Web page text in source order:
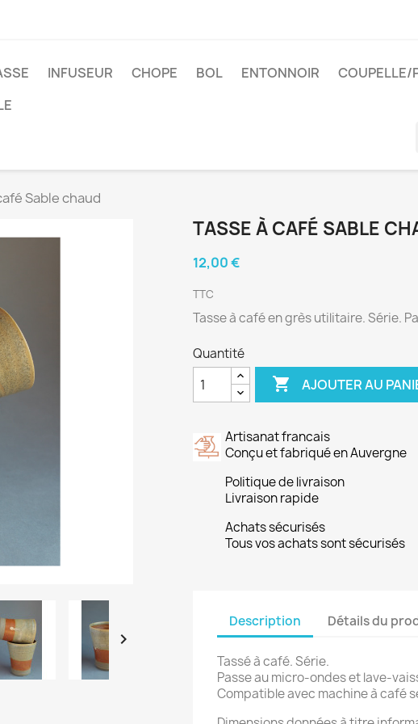
INFUSEUR CHOPE BOL ENTONNOIR COUPELLE/
Sable chaud

TASSE À CAFÉ SABLE
12,00 €
TTC
Tasse à café en grès utilitaire. Série.
Quantité
 AJOUTER AU
Artisanat francais
Conçu et fabriqué en Auvergne
Politique de livraison
Livraison rapide
Achats sécurisés
Tous vos achats sont sécurisés
Description Détails du
Tassé à café. Série.
Passe au micro-ondes et lave-
Compatible avec machine à café